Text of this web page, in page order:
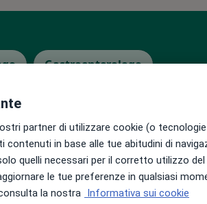
Gastroenterologo
8 Ago
Domani
9 Ago
Lun,
10 Ago
Mar,
11 Ago
partner di utilizzare cookie (o
in base alle tue abitudini di
quelli necessari per il corretto utilizzo
le tue preferenze in qualsiasi
la nostra Informativa sui cookie